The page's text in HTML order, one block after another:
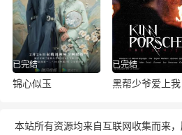
已完结
锦心似玉
已完结
黑帮少爷爱上我
本站所有资源均来自互联网收集而来